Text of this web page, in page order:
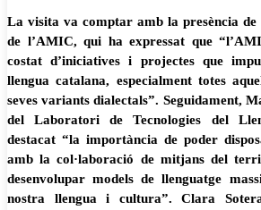
La visita va comptar amb la presència
de l’AMIC, qui ha expressat que
costat d’iniciatives i projectes que
llengua catalana, especialment totes
seves variants dialectals”. Seguidament,
del Laboratori de Tecnologies del
destacat “la importància de poder
amb la col·laboració de mitjans del
desenvolupar models de llenguatge
nostra llengua i cultura”. Clara